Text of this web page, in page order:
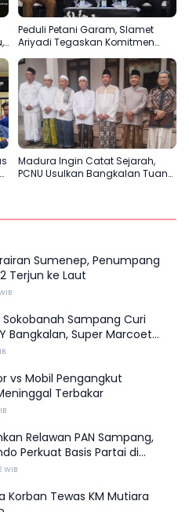
Peduli Petani Garam, Slamet
Ariyadi Tegaskan Komitmen
Masyarakat Madura
Madura Ingin Catat Sejarah,
PCNU Usulkan Bangkalan Tuan
Sumenep, Penumpang
Terjun ke Laut
Sampang Curi
Bangkalan, Super Marcoet
vs Mobil Pengangkut
Terbakar
Relawan PAN Sampang,
Perkuat Basis Partai di
WIB
Korban Tewas KM Mutiara